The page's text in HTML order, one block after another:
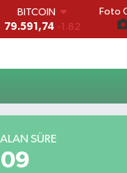
BITCOIN
79.591,74 -1.82
DOLAR
EURO
61,60380 0.18
BİST100
Foto
SÜRE